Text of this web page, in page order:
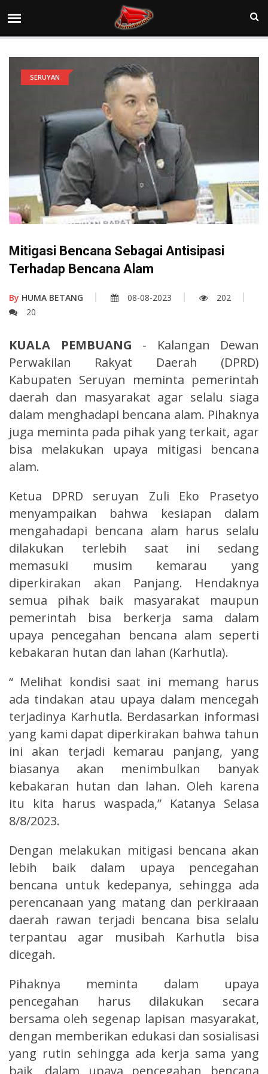
SERUYAN
Mitigasi Bencana Sebagai Antisipasi
Terhadap Bencana Alam
By HUMA BETANG 08-08-2023
202
20
KUALA PEMBUANG - Kalangan Dewan
Perwakilan Rakyat Daerah (DPRD)
Kabupaten Seruyan meminta pemerintah
daerah dan masyarakat agar selalu siaga
dalam menghadapi bencana alam. Pihaknya
juga meminta pada pihak yang terkait, agar
bisa melakukan upaya mitigasi bencana
alam.
Ketua DPRD seruyan Zuli Eko Prasetyo
menyampaikan bahwa kesiapan dalam
mengahadapi bencana alam harus selalu
dilakukan terlebih saat ini sedang
memasuki musim kemarau yang
diperkirakan akan Panjang. Hendaknya
semua pihak baik masyarakat maupun
pemerintah bisa berkerja sama dalam
upaya pencegahan bencana alam seperti
kebakaran hutan dan lahan (Karhutla).
“ Melihat kondisi saat ini memang harus
ada tindakan atau upaya dalam mencegah
terjadinya Karhutla. Berdasarkan informasi
yang kami dapat diperkirakan bahwa tahun
ini akan terjadi kemarau panjang, yang
biasanya akan menimbulkan banyak
kebakaran hutan dan lahan. Oleh karena
itu kita harus waspada,” Katanya Selasa
8/8/2023.
Dengan melakukan mitigasi bencana akan
lebih baik dalam upaya pencegahan
bencana untuk kedepanya, sehingga ada
perencanaan yang matang dan perkiraaan
daerah rawan terjadi bencana bisa selalu
terpantau agar musibah Karhutla bisa
dicegah.
Pihaknya meminta dalam upaya
pencegahan harus dilakukan secara
bersama oleh segenap lapisan masyarakat,
dengan memberikan edukasi dan sosialisasi
yang rutin sehingga ada kerja sama yang
baik, dalam upaya pencegahan bencana